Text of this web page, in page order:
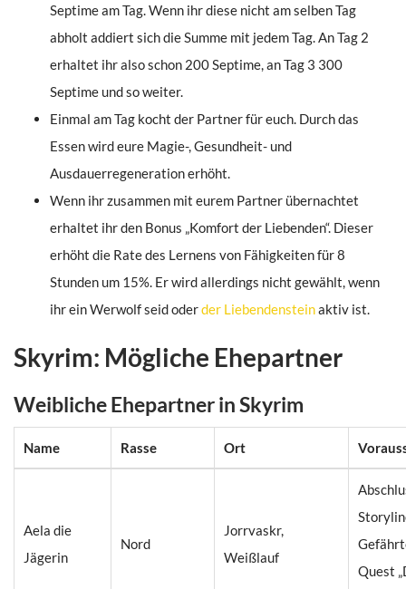
Septime am Tag. Wenn ihr diese nicht am selben Tag
abholt addiert sich die Summe mit jedem Tag. An Tag 2
erhaltet ihr also schon 200 Septime, an Tag 3 300
Septime und so weiter.
Einmal am Tag kocht der Partner für euch. Durch das
Essen wird eure Magie-, Gesundheit- und
Ausdauerregeneration erhöht.
Wenn ihr zusammen mit eurem Partner übernachtet
erhaltet ihr den Bonus „Komfort der Liebenden“. Dieser
erhöht die Rate des Lernens von Fähigkeiten für 8
Stunden um 15%. Er wird allerdings nicht gewählt, wenn
ihr ein Werwolf seid oderder Liebendensteinaktiv ist.
Skyrim: Mögliche Ehepartner
Weibliche Ehepartner in Skyrim
Name Rasse Ort
Aela die
Jägerin
Nord
Jorrvaskr,
Weißlauf
Quest